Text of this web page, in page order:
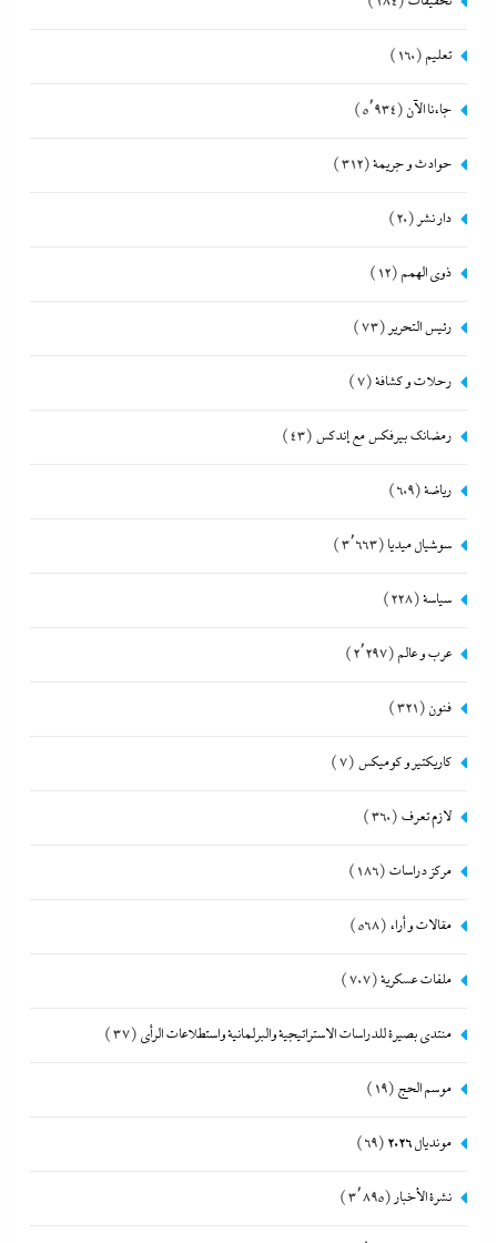
تعليم (160)
جاءنا الآن (5٬934)
حوادث و جريمة(312)
دار نشر (20)
ذوى الهمم (12)
رئيس التحرير (73)
رحلات و كشافة(7)
رمضانك بيرفكس مع إندكس (43)
رياضة(609)
سوشيال ميديا (3٬663)
سياسة(228)
عرب و عالم (2٬297)
فنون (321)
كاريكتير و كوميكس (7)
لازم تعرف (360)
مركز دراسات (186)
مقالات و أراء (568)
ملفات عسكرية(707)
منتدى بصيرة للدراسات الاستراتيجية والبرلمانية واستطلاعات الرأى (37)
موسم الحج (19)
مونديال 2026 (69)
نشرة الأخبار (3٬895)